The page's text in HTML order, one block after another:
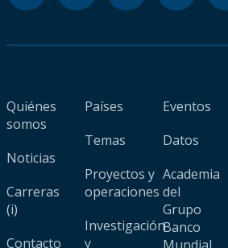
Quiénes
somos
Noticias
Carreras
(i)
Contacto
Países
Temas
Proyectos y
operaciones
Investigación
y
Eventos
Datos
Academia
del
Grupo
Banco